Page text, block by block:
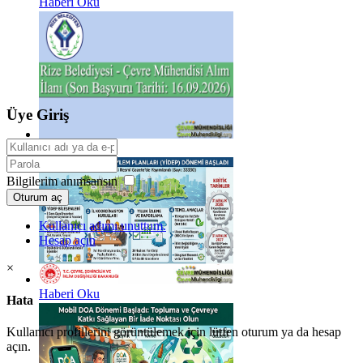
Haberi Oku
Haberi Oku
Üye Giriş
Bilgilerim anımsansın
Oturum aç
Kullanıcı adımı unuttum.
Hesap açın
×
Hata
Kullanıcı profillerini görüntülemek için lütfen oturum ya da hesap
açın.